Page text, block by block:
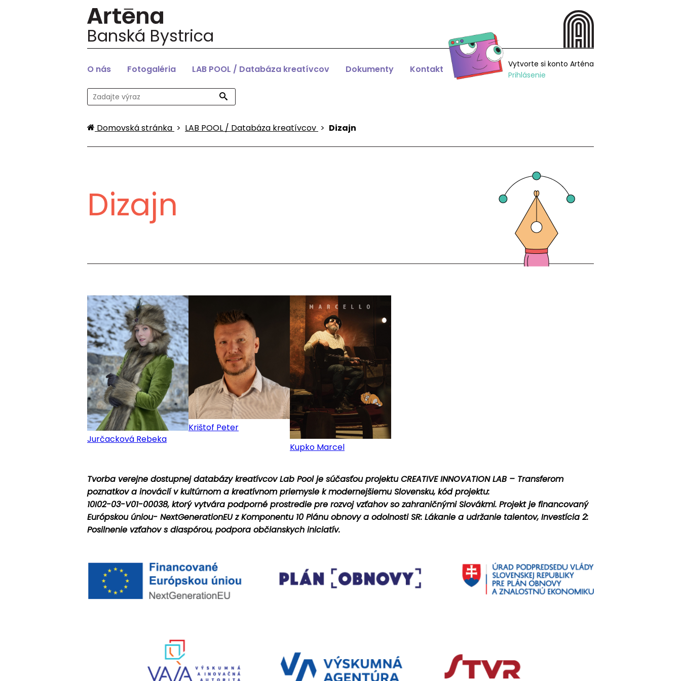
Banská Bystrica
O nás Fotogaléria LAB POOL / Databáza kreatívcov Dokumenty Kontakt
Vytvorte si konto Arténa
Prihlásenie
Domovská stránka > LAB POOL / Databáza kreatívcov > Dizajn
Dizajn
Jurčacková Rebeka
Krištof Peter
Kupko Marcel
Tvorba verejne dostupnej databázy kreatívcov Lab Pool je súčasťou projektu CREATIVE INNOVATION LAB – Transferom
poznatkov a inovácií v kultúrnom a kreatívnom priemysle k modernejšiemu Slovensku, kód projektu:
10I02-03-V01-00038, ktorý vytvára podporné prostredie pre rozvoj vzťahov so zahraničnými Slovákmi. Projekt je financovaný
Európskou úniou- NextGenerationEU z Komponentu 10 Plánu obnovy a odolnosti SR: Lákanie a udržanie talentov, Investícia 2:
Posilnenie vzťahov s diaspórou, podpora občianskych iniciatív.